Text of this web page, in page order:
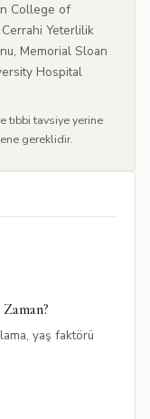
College of
Yeterlilik
Memorial Sloan
Hospital
tıbbi tavsiye yerine
gereklidir.
yaş faktörü